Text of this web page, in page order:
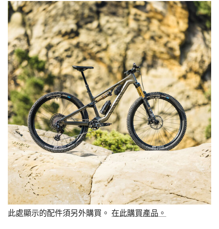
此處顯示的配件須另外購買。 在此購買產品。